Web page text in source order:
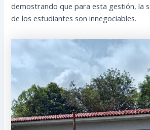
demostrando que para esta gestión, la
de los estudiantes son innegociables.